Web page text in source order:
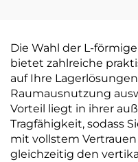
Die Wahl der L-
bietet zahlreiche
auf Ihre
Raumausnutzung
Vorteil liegt in ihrer
Tragfähigkeit, sodass
mit vollstem
gleichzeitig den